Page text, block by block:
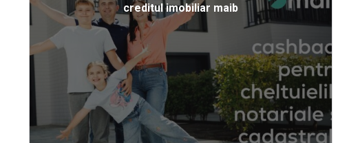
creditul imobiliar maib